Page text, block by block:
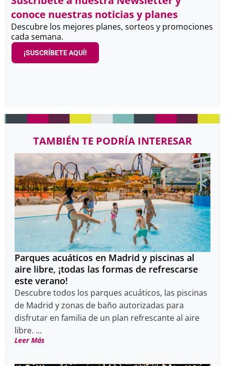
conoce nuestras noticias y planes
Descubre los mejores planes, sorteos y promociones
cada semana.
¡SUSCRÍBETE AQUÍ!
TAMBIÉN TE PODRÍA INTERESAR
Parques acuáticos en Madrid y piscinas al
aire libre, ¡todas las formas de refrescarse
este verano!
Descubre todos los parques acuáticos, las piscinas
de Madrid y zonas de baño autorizadas para
disfrutar en familia de un plan refrescante al aire
libre. ...
Leer Más